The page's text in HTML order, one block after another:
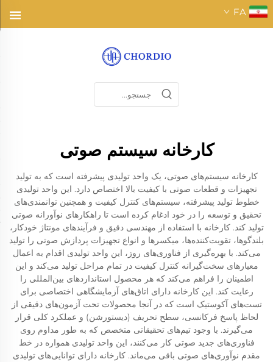
FA
کارخانه سیستم صوتی
کارخانه سیستم‌های صوتی، یک واحد تولیدی پیشرفته است که به تولید
تجهیزات و قطعات صوتی با کیفیت بالا اختصاص دارد. این واحد تولیدی
خطوط تولید پیشرفته، سیستم‌های کنترل کیفیت و همچنین توانمندی‌های
تحقیق و توسعه را در خود ادغام کرده است تا راهکارهای نوآورانه صوتی
تولید کند. کارخانه با استفاده از مهندسی دقیق و فرآیندهای مونتاژ خودکار،
بلندگوها، تقویت‌کننده‌ها، میکسرها و انواع تجهیزات پردازش صوتی را تولید
می‌کند. با بهره‌گیری از فناوری‌های روز، این واحد تولیدی اقدام به اعمال
معیارهای سخت‌گیرانه کنترل کیفیت در تمام مراحل تولید می‌کند و این
اطمینان را فراهم می‌کند که هر محصول استانداردهای بین‌المللی را
رعایت کند. این کارخانه دارای اتاق‌های آزمایشگاهی اختصاصی برای
تست‌های آکوستیک است که در آنجا محصولات تحت آزمون‌های دقیقی از
لحاظ پاسخ فرکانسی، سطح تحریف (دیستورشن) و عملکرد کلی قرار
می‌گیرند. با وجود تیم‌های تحقیقاتی متخصص که به طور مداوم روی
فناوری‌های جدید صوتی کار می‌کنند، این واحد تولیدی همواره در خط
مقدم نوآوری‌های صوتی باقی می‌ماند. کارخانه دارای توانایی‌های تولیدی